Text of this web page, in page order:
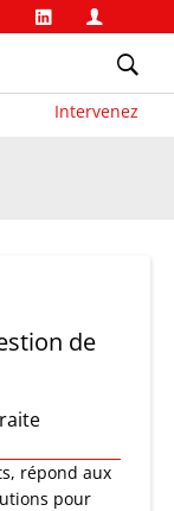
Intervenez
de
répond aux
pour